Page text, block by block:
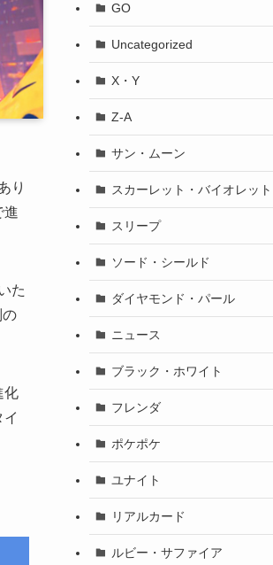
り
進
た
の
化
GO
Uncategorized
X・Y
Z-A
サン・ムーン
スカーレット・バイオレット
スリープ
ソード・シールド
ダイヤモンド・パール
ニュース
ブラック・ホワイト
フレンダ
ポケポケ
ユナイト
リアルカード
ルビー・サファイア